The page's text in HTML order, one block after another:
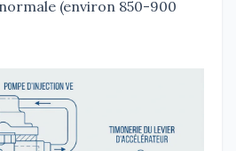
(environ 850-900